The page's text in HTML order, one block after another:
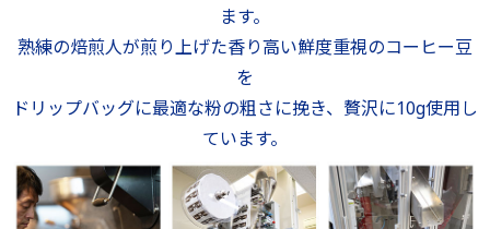
ます。
熟練の焙煎人が煎り上げた香り高い鮮度重視のコーヒー豆
を
ドリップバッグに最適な粉の粗さに挽き、贅沢に10g使用し
ています。